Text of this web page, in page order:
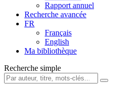
Rapport annuel
Recherche avancée
FR
Français
English
Ma bibliothèque
Recherche simple